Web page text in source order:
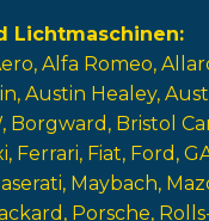
Lichtmaschinen
Alfa Romeo
Austin Healey
Borgward Bristol
Ferrari Fiat Ford
Maybach
Porsche